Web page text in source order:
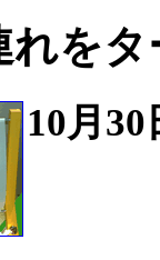
れを
10月